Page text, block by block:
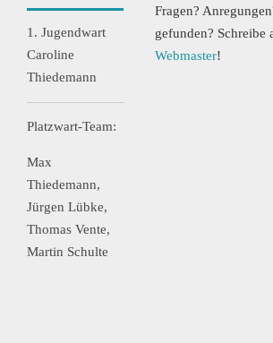
1. Jugendwart
Caroline
Thiedemann
Platzwart-Team:
Max
Thiedemann,
Jürgen Lübke,
Thomas Vente,
Martin Schulte
Fragen?
gefunden? Schreibe
Webmaster!